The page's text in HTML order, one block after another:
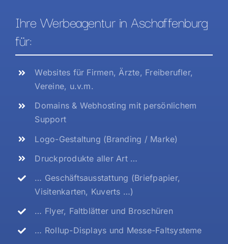
Ihre Werbeagentur in Aschaffenburg
für:
Websites für Firmen, Ärzte, Freiberufler,
Vereine, u.v.m.
Domains & Webhosting mit persönlichem
Support
Logo-Gestaltung (Branding / Marke)
Druckprodukte aller Art …
… Geschäftsausstattung (Briefpapier,
Visitenkarten, Kuverts …)
… Flyer, Faltblätter und Broschüren
… Rollup-Displays und Messe-Faltsysteme